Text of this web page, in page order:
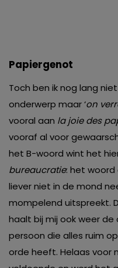
Papiergenot
Toch ben ik nog lang
onderwerp maar ‘on
vooral aan la joie des
vooraf al voor
het B-woord wint het
bureaucratie: het
liever niet in de mond
mompelend uitspreekt.
haalt bij mij ook weer de
persoon die alles ruim
orde heeft. Helaas voor